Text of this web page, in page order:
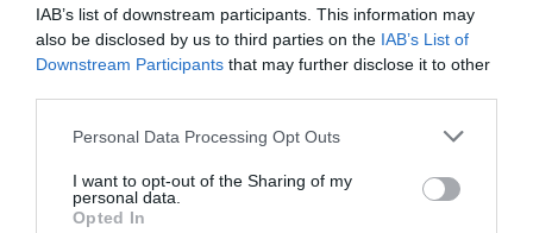
IAB’s list of downstream participants. This information may
also be disclosed by us to third parties on the IAB’s List of
Downstream Participants that may further disclose it to other
Personal Data Processing Opt Outs
I want to opt-out of the Sharing of my
personal data.
Opted In
DIARIO DE LA CORRUPCIÓN SANCHISTA
“Pedro Sánchez es un criminal”
por Redacción
Artículos anteriores